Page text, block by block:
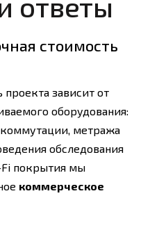
стоимость
зависит от
оборудования:
коммутации, метража
обследования
Fi покрытия мы
коммерческое